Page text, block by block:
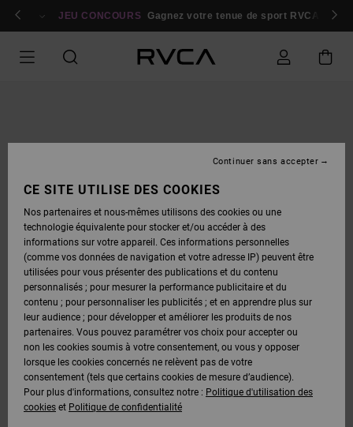
Se connecter / s'inscrire
JEU CONCOURS Gagnez votre tenue de sport RVCA
CE SITE UTILISE DES COOKIES
Nos partenaires et nous-mêmes utilisons des cookies ou une
technologie équivalente pour stocker et/ou accéder à des
informations sur votre appareil. Ces informations personnelles
(comme vos données de navigation et votre adresse IP) peuvent être
utilisées pour vous présenter des publications et du contenu
personnalisés ; pour mesurer la performance publicitaire et du
contenu ; pour personnaliser les publicités ; et en apprendre plus sur
leur audience ; pour développer et améliorer les produits de nos
partenaires. Vous pouvez paramétrer vos choix pour accepter ou
non les cookies soumis à votre consentement, ou vous y opposer
lorsque les cookies concernés ne relèvent pas de votre
consentement (tels que certains cookies de mesure d’audience).
Pour plus d'informations, consultez notre : Politique d'utilisation des
cookies et Politique de confidentialité
Continuer sans accepter